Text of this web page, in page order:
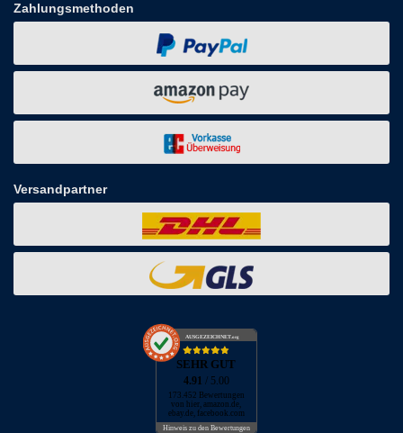
Zahlungsmethoden
Versandpartner
AUSGEZEICHNET.org
SEHR GUT
4.91 / 5.00
173.452 Bewertungen
von hier, amazon.de,
ebay.de, facebook.com
Hinweis zu den Bewertungen